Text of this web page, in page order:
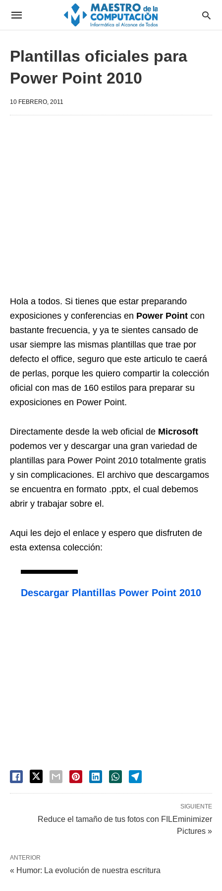
Plantillas oficiales para
Power Point 2010
10 FEBRERO, 2011
Hola a todos. Si tienes que estar preparando
exposiciones y conferencias en Power Point con
bastante frecuencia, y ya te sientes cansado de
usar siempre las mismas plantillas que trae por
defecto el office, seguro que este articulo te caerá
de perlas, porque les quiero compartir la colección
oficial con mas de 160 estilos para preparar su
exposiciones en Power Point.
Directamente desde la web oficial de Microsoft
podemos ver y descargar una gran variedad de
plantillas para Power Point 2010 totalmente gratis
y sin complicaciones. El archivo que descargamos
se encuentra en formato .pptx, el cual debemos
abrir y trabajar sobre el.
Aqui les dejo el enlace y espero que disfruten de
esta extensa colección:
Descargar Plantillas Power Point 2010
SIGUIENTE
Reduce el tamaño de tus fotos con FILEminimizer
Pictures »
ANTERIOR
« Humor: La evolución de nuestra escritura